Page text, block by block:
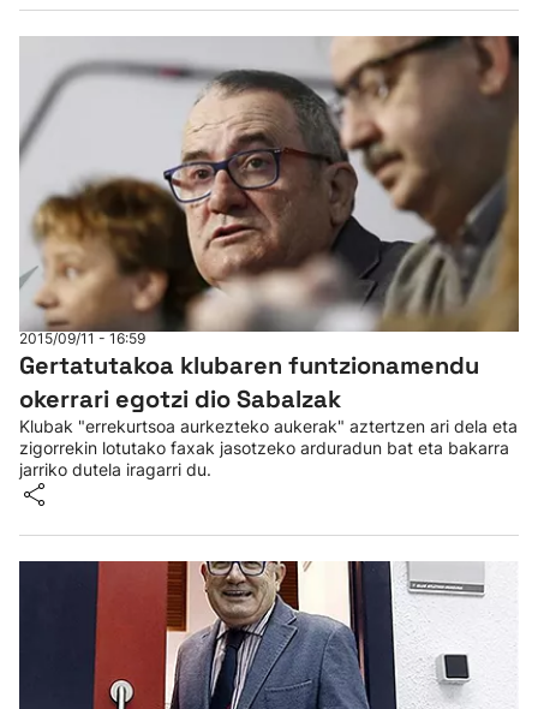
2015/09/11 - 16:59
Gertatutakoa klubaren funtzionamendu
okerrari egotzi dio Sabalzak
Klubak "errekurtsoa aurkezteko aukerak" aztertzen ari dela eta
zigorrekin lotutako faxak jasotzeko arduradun bat eta bakarra
jarriko dutela iragarri du.